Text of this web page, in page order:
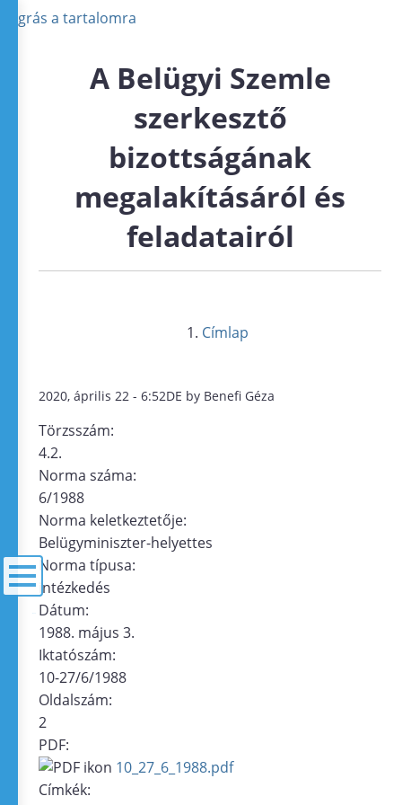
Ugrás a tartalomra
A Belügyi Szemle
szerkesztő
bizottságának
megalakításáról és
feladatairól
Címlap
2020, április 22 - 6:52DE by Benefi Géza
Törzsszám:
4.2.
Norma száma:
6/1988
Norma keletkeztetője:
Belügyminiszter-helyettes
Norma típusa:
intézkedés
Dátum:
1988. május 3.
Iktatószám:
10-27/6/1988
Oldalszám:
2
PDF:
10_27_6_1988.pdf
Címkék: